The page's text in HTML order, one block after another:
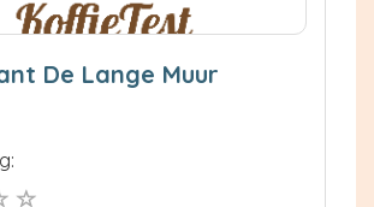
De Lange Muur